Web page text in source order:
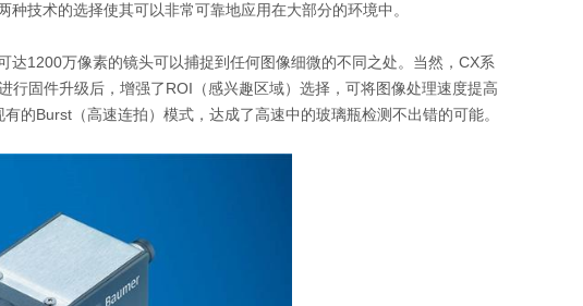
技术的选择使其可以非常可靠地应用在大部分的环境中。
1200万像素的镜头可以捕捉到任何图像细微的不同之处。当然，CX系
固件升级后，增强了ROI（感兴趣区域）选择，可将图像处理速度提高
的Burst（高速连拍）模式，达成了高速中的玻璃瓶检测不出错的可能。